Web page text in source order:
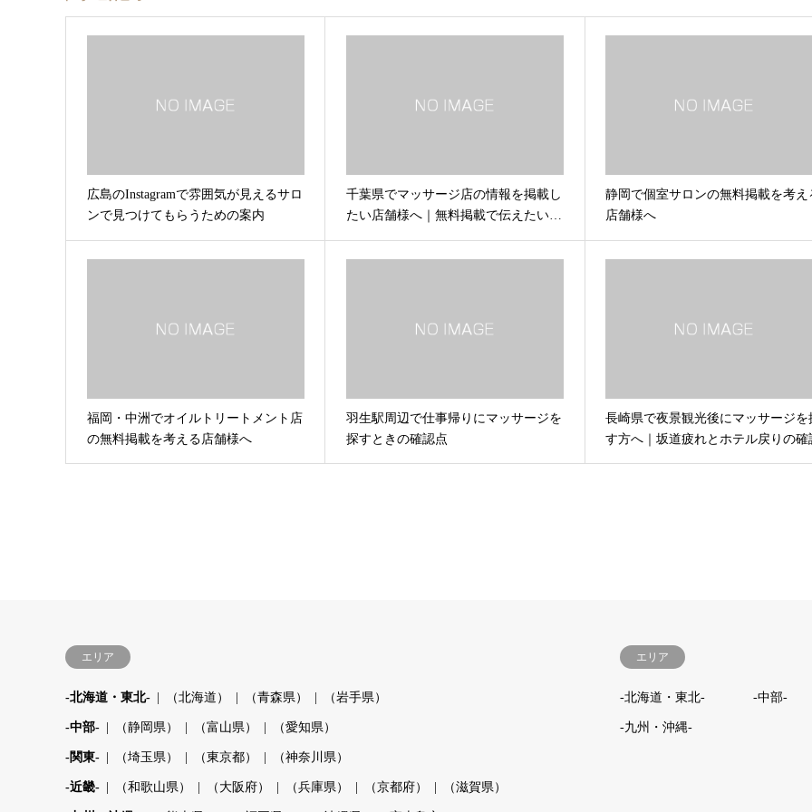
広島のInstagramで雰囲気が見えるサロ
ンで見つけてもらうための案内
千葉県でマッサージ店の情報を掲載し
たい店舗様へ｜無料掲載で伝えたい…
静岡で個室サロンの無料掲載を考え
店舗様へ
福岡・中洲でオイルトリートメント店
の無料掲載を考える店舗様へ
羽生駅周辺で仕事帰りにマッサージを
探すときの確認点
長崎県で夜景観光後にマッサージを
す方へ｜坂道疲れとホテル戻りの確
エリア
-北海道・東北- （北海道） （青森県） （岩手県）
-中部- （静岡県） （富山県） （愛知県）
-関東- （埼玉県） （東京都） （神奈川県）
-近畿- （和歌山県） （大阪府） （兵庫県） （京都府） （滋賀県）
エリア
-北海道・東北- -中部-
-九州・沖縄-